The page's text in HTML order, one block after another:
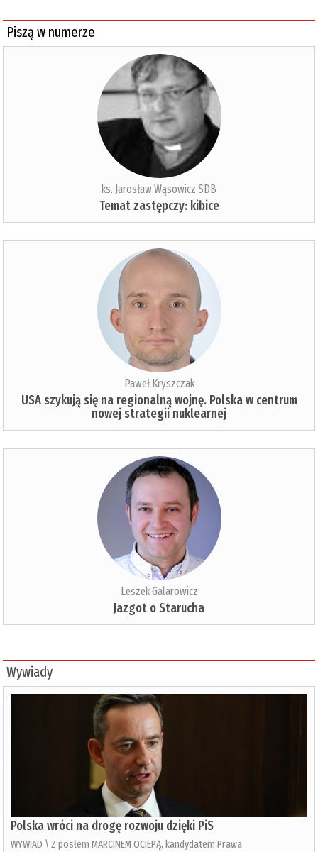
Piszą w numerze
ks. Jarosław Wąsowicz SDB
Temat zastępczy: kibice
Paweł Kryszczak
USA szykują się na regionalną wojnę. Polska w centrum
nowej strategii nuklearnej
Leszek Galarowicz
Jazgot o Starucha
Wywiady
Polska wróci na drogę rozwoju dzięki PiS
WYWIAD \ Z posłem MARCINEM OCIEPĄ, kandydatem Prawa